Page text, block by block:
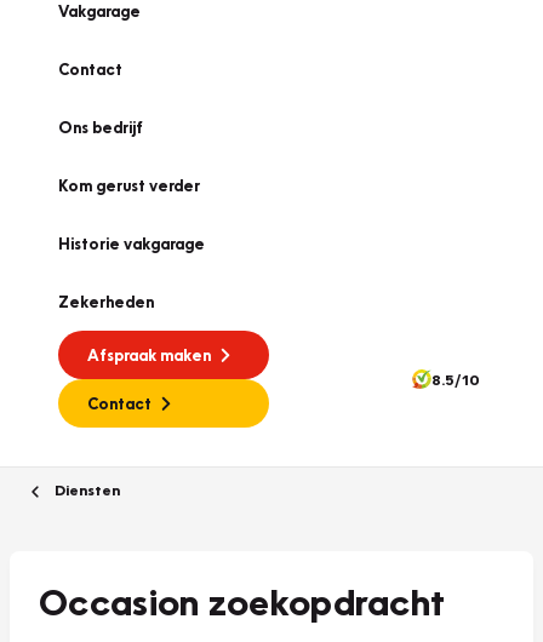
Vakgarage
Contact
Ons bedrijf
Kom gerust verder
Historie vakgarage
Zekerheden
Afspraak maken
Contact
8.5/10
Diensten
Occasion zoekopdracht